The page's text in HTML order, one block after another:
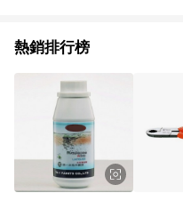
熱銷排行榜